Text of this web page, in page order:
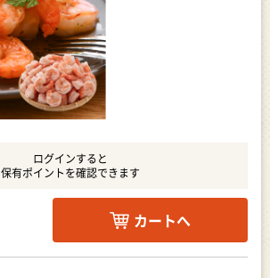
ログインすると
保有ポイントを確認できます
カートへ